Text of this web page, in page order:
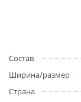
Состав
Ширина/размер
Страна